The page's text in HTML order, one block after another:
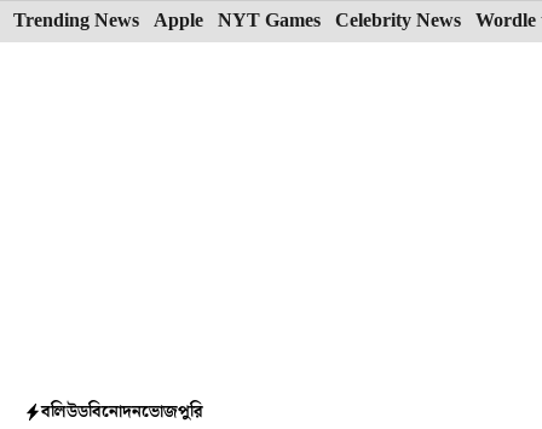
Skip
to
Trending News Apple NYT Games Celebrity News Wordle
বলিউডবিনোদনভোজপুরি